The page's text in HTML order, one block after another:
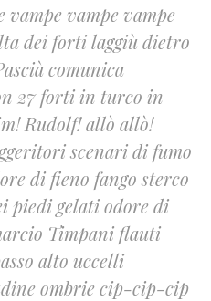
vampe vampe vampe
dei forti laggiù dietro
comunica
27 forti in turco in
Rudolf! allò allò!
scenari di fumo
di fieno fango sterco
piedi gelati odore di
Timpani flauti
alto uccelli
ombrie cip-cip-cip